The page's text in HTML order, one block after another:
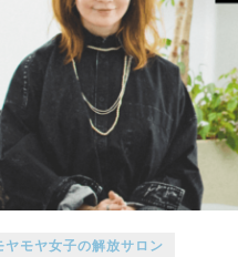
ヤモヤ女子の解放サロン